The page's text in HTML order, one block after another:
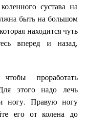
сустава на
быть на большом
находится чуть
вперед и назад,
проработать
этого надо лечь
ногу. Правую ногу
его от колена до